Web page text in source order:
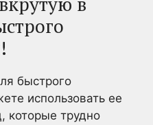
быстрого
использовать ее
которые трудно